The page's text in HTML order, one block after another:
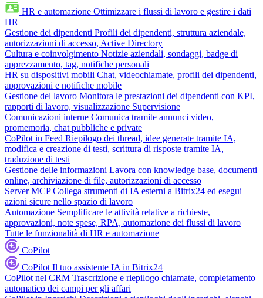
HR e automazione Ottimizzare i flussi di lavoro e gestire i dati
HR
Gestione dei dipendenti Profili dei dipendenti, struttura aziendale,
autorizzazioni di accesso, Active Directory
Cultura e coinvolgimento Notizie aziendali, sondaggi, badge di
apprezzamento, tag, notifiche personali
HR su dispositivi mobili Chat, videochiamate, profili dei dipendenti,
approvazioni e notifiche mobile
Gestione del lavoro Monitora le prestazioni dei dipendenti con KPI,
rapporti di lavoro, visualizzazione Supervisione
Comunicazioni interne Comunica tramite annunci video,
promemoria, chat pubbliche e private
CoPilot in Feed Riepilogo dei thread, idee generate tramite IA,
modifica e creazione di testi, scrittura di risposte tramite IA,
traduzione di testi
Gestione delle informazioni Lavora con knowledge base, documenti
online, archiviazione di file, autorizzazioni di accesso
Server MCP Collega strumenti di IA esterni a Bitrix24 ed esegui
azioni sicure nello spazio di lavoro
Automazione Semplificare le attività relative a richieste,
approvazioni, note spese, RPA, automazione dei flussi di lavoro
Tutte le funzionalità di HR e automazione
CoPilot
CoPilot Il tuo assistente IA in Bitrix24
CoPilot nel CRM Trascrizione e riepilogo chiamate, completamento
automatico dei campi per gli affari